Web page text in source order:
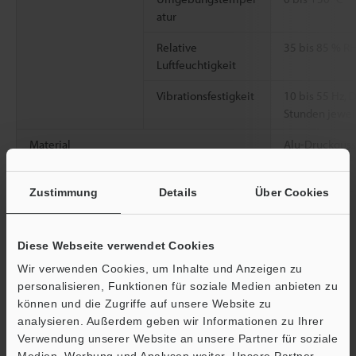
Zustimmung Details Über Cookies
Diese Webseite verwendet Cookies
Wir verwenden Cookies, um Inhalte und Anzeigen zu
personalisieren, Funktionen für soziale Medien anbieten zu
können und die Zugriffe auf unsere Website zu
analysieren. Außerdem geben wir Informationen zu Ihrer
Verwendung unserer Website an unsere Partner für soziale
atur
Relative
Luftfeuchtigkeit
35 bis 85 %
Vibrationsfestigkeit
Stunden
Material Alu-Druckguss
Gewicht Circa 300 g
reflektierenden Messobjekts einen der folgenden Dunkelfilter:
*2Messbereich, wenn der Abtastzyklus 20 µs oder mehr beträgt.
*3 Wert erhalten durch Messung des KEYENCE Standard-
Messobjekts (weißes diffuses Messobjekt oder Messobjekt mit
reflektierender Metalloberfläche nur für LK-H008/LK-H008W) im
normalen Messmodus.